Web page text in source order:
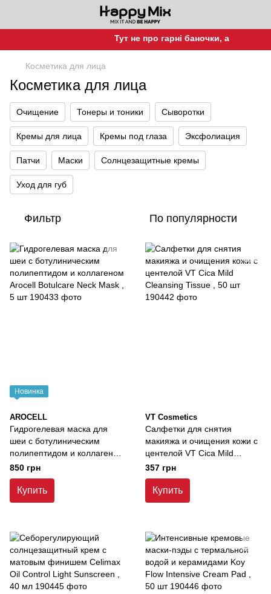
Тут не про гарні баночки, а про гарну
Косметика для лица
Косметика для лица
Очищение Тонеры и тоники Сыворотки
Кремы для лица Кремы под глаза Эксфолиация
Патчи Маски Солнцезащитные кремы
Уход для губ
Фильтр По популярности
Новинка
AROCELL
Гидрогелевая маска для
шеи с ботулиническим
полипептидом и коллагеном
Arocell Botulcare Neck Mask ,
5 шт
850 грн
Купить
VT Cosmetics
Салфетки для снятия
макияжа и очищения кожи с
центелой VT Cica Mild
Cleansing Tissue , 50 шт
357 грн
Купить